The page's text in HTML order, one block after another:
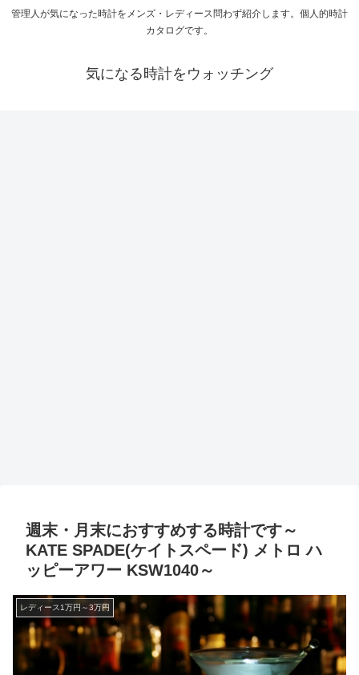
管理人が気になった時計をメンズ・レディース問わず紹介します。個人的時計
カタログです。
気になる時計をウォッチング
週末・月末におすすめする時計です～
KATE SPADE(ケイトスペード) メトロ ハ
ッピーアワー KSW1040～
レディース1万円～3万円